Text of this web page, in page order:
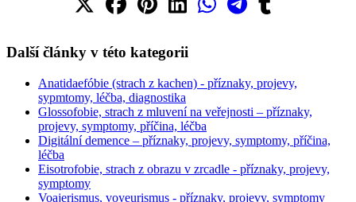
Další články v této kategorii
Anatidaefóbie (strach z kachen) - příznaky, projevy,
sypmtomy, léčba, diagnostika
Glossofobie, strach z mluvení na veřejnosti – příznaky,
projevy, symptomy, příčina, léčba
Digitální demence – příznaky, projevy, symptomy, příčina,
léčba
Eisotrofobie, strach z obrazu v zrcadle - příznaky, projevy,
symptomy
Voajerismus, voyeurismus - příznaky, projevy, symptomy